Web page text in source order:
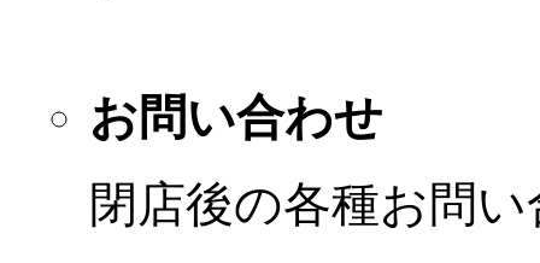
お問い合わせ
閉店後の各種お問